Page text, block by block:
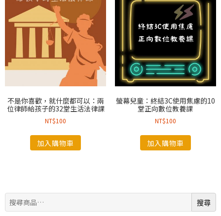
不是你喜歡，就什麼都可以：兩
位律師給孩子的32堂生活法律課
NT$100
加入購物車
螢幕兒童：終結3C使用焦慮的10
堂正向數位教養課
NT$100
加入購物車
搜
尋:
搜尋